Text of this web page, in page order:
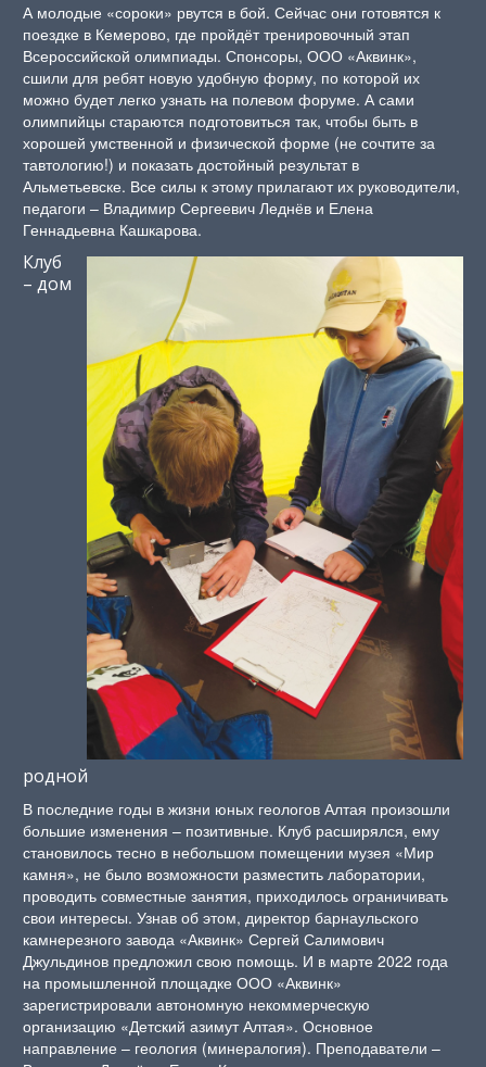
А молодые «сороки» рвутся в бой. Сейчас они готовятся к
поездке в Кемерово, где пройдёт тренировочный этап
Всероссийской олимпиады. Спонсоры, ООО «Аквинк»,
сшили для ребят новую удобную форму, по которой их
можно будет легко узнать на полевом форуме. А сами
олимпийцы стараются подготовиться так, чтобы быть в
хорошей умственной и физической форме (не сочтите за
тавтологию!) и показать достойный результат в
Альметьевске. Все силы к этому прилагают их руководители,
педагоги – Владимир Сергеевич Леднёв и Елена
Геннадьевна Кашкарова.
Клуб
– дом
родной
В последние годы в жизни юных геологов Алтая произошли
большие изменения – позитивные. Клуб расширялся, ему
становилось тесно в небольшом помещении музея «Мир
камня», не было возможности разместить лаборатории,
проводить совместные занятия, приходилось ограничивать
свои интересы. Узнав об этом, директор барнаульского
камнерезного завода «Аквинк» Сергей Салимович
Джульдинов предложил свою помощь. И в марте 2022 года
на промышленной площадке ООО «Аквинк»
зарегистрировали автономную некоммерческую
организацию «Детский азимут Алтая». Основное
направление – геология (минералогия). Преподаватели –